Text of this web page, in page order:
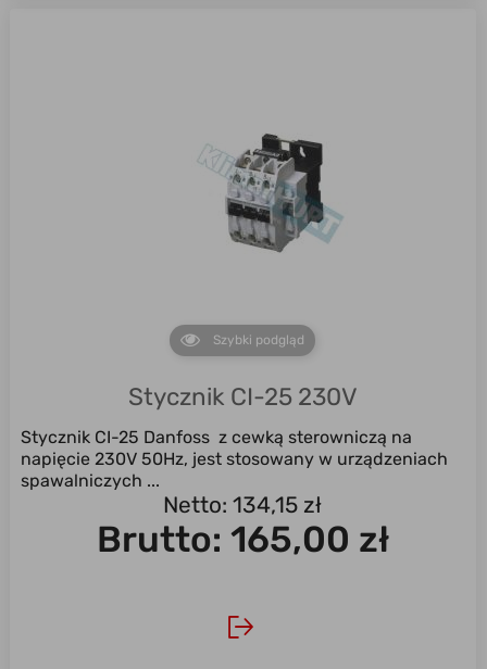
Szybki podgląd
Stycznik CI-25 230V
Stycznik CI-25 Danfoss z cewką sterowniczą na
napięcie 230V 50Hz, jest stosowany w urządzeniach
spawalniczych ...
Netto: 134,15 zł
Brutto: 165,00 zł